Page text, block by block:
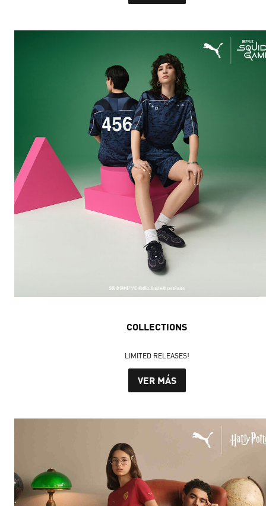
COLLECTIONS
LIMITED RELEASES!
VER MÁS